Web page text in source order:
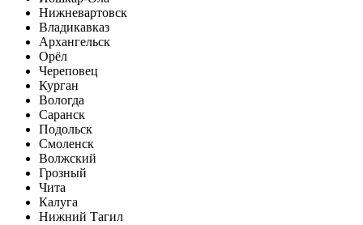
Нижневартовск
Владикавказ
Архангельск
Орёл
Череповец
Курган
Вологда
Саранск
Подольск
Смоленск
Волжский
Грозный
Чита
Калуга
Нижний Тагил